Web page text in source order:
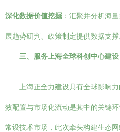
深化数据价值挖掘 ：汇聚并分析海
展趋势研判、政策制定提供数据支撑
三、服务上海全球科创中心建
上海正全力建设具有全球影响
效配置与市场化流动是其中的关键
常设技术市场，此次牵头构建生态